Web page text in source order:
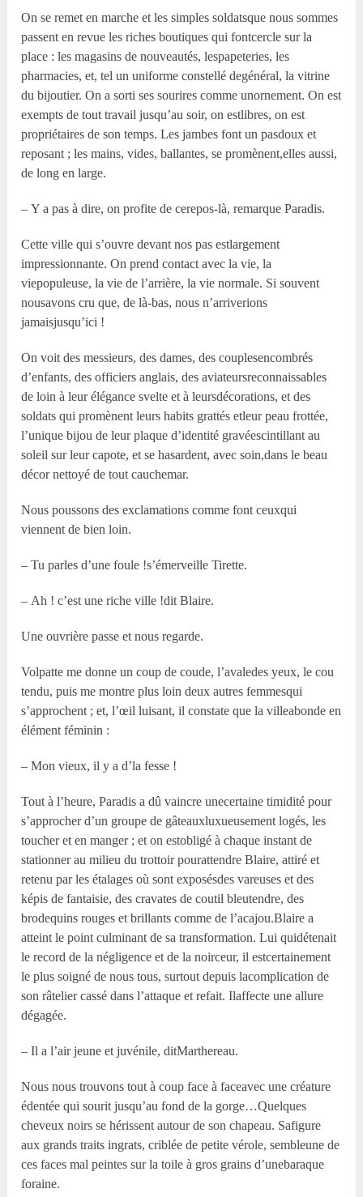
On se remet en marche et les simples soldatsque nous sommes
passent en revue les riches boutiques qui fontcercle sur la
place : les magasins de nouveautés, lespapeteries, les
pharmacies, et, tel un uniforme constellé degénéral, la vitrine
du bijoutier. On a sorti ses sourires comme unornement. On est
exempts de tout travail jusqu’au soir, on estlibres, on est
propriétaires de son temps. Les jambes font un pasdoux et
reposant ; les mains, vides, ballantes, se promènent,elles aussi,
de long en large.
– Y a pas à dire, on profite de cerepos-là, remarque Paradis.
Cette ville qui s’ouvre devant nos pas estlargement
impressionnante. On prend contact avec la vie, la
viepopuleuse, la vie de l’arrière, la vie normale. Si souvent
nousavons cru que, de là-bas, nous n’arriverions
jamaisjusqu’ici !
On voit des messieurs, des dames, des couplesencombrés
d’enfants, des officiers anglais, des aviateursreconnaissables
de loin à leur élégance svelte et à leursdécorations, et des
soldats qui promènent leurs habits grattés etleur peau frottée,
l’unique bijou de leur plaque d’identité gravéescintillant au
soleil sur leur capote, et se hasardent, avec soin,dans le beau
décor nettoyé de tout cauchemar.
Nous poussons des exclamations comme font ceuxqui
viennent de bien loin.
– Tu parles d’une foule !s’émerveille Tirette.
– Ah ! c’est une riche ville !dit Blaire.
Une ouvrière passe et nous regarde.
Volpatte me donne un coup de coude, l’avaledes yeux, le cou
tendu, puis me montre plus loin deux autres femmesqui
s’approchent ; et, l’œil luisant, il constate que la villeabonde en
élément féminin :
– Mon vieux, il y a d’la fesse !
Tout à l’heure, Paradis a dû vaincre unecertaine timidité pour
s’approcher d’un groupe de gâteauxluxueusement logés, les
toucher et en manger ; et on estobligé à chaque instant de
stationner au milieu du trottoir pourattendre Blaire, attiré et
retenu par les étalages où sont exposésdes vareuses et des
képis de fantaisie, des cravates de coutil bleutendre, des
brodequins rouges et brillants comme de l’acajou.Blaire a
atteint le point culminant de sa transformation. Lui quidétenait
le record de la négligence et de la noirceur, il estcertainement
le plus soigné de nous tous, surtout depuis lacomplication de
son râtelier cassé dans l’attaque et refait. Ilaffecte une allure
dégagée.
– Il a l’air jeune et juvénile, ditMarthereau.
Nous nous trouvons tout à coup face à faceavec une créature
édentée qui sourit jusqu’au fond de la gorge…Quelques
cheveux noirs se hérissent autour de son chapeau. Safigure
aux grands traits ingrats, criblée de petite vérole, sembleune de
ces faces mal peintes sur la toile à gros grains d’unebaraque
foraine.